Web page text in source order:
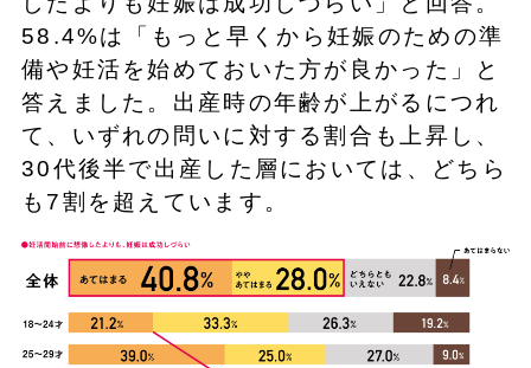
58.4%は「もっと早くから妊娠のための準
備や妊活を始めておいた方が良かった」と
答えました。出産時の年齢が上がるにつれ
て、いずれの問いに対する割合も上昇し、
30代後半で出産した層においては、どちら
も7割を超えています。